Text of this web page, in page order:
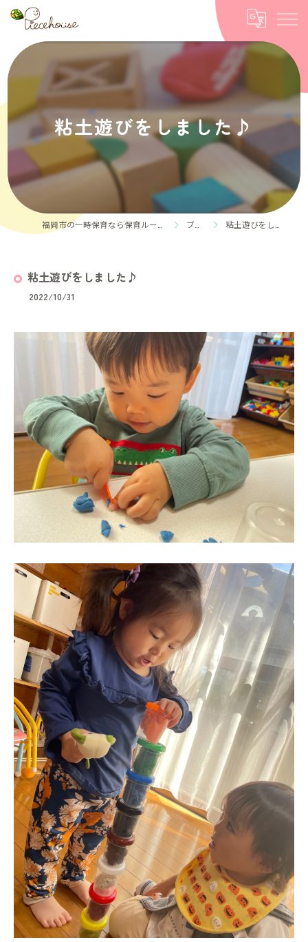
粘土遊びをしました♪
ブログ 粘土遊びをしました♪
粘土遊びをしました♪
2022/10/31